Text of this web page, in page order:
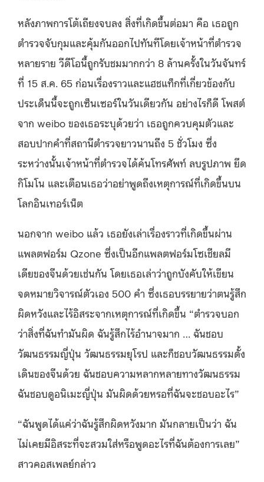
หลังภาพการโต้เถียงจบลง สิ่งที่เกิดขึ้นต่อมา คือ เธอถูก
ตำรวจจับกุมและคุ้มกันออกไปทันทีโดยเจ้าหน้าที่ตำรวจ
หลายราย วีดีโอนี้ถูกรับชมมากกว่า 8 ล้านครั้งในวันจันทร์
ที่ 15 ส.ค. 65 ก่อนเรื่องราวและแฮชแท็กที่เกี่ยวข้องกับ
ประเด็นนี้จะถูกเซ็นเซอร์ในวันเดียวกัน อย่างไรก็ดี โพสต์
จาก weibo ของเธอระบุด้วยว่า เธอถูกควบคุมตัวและ
สอบปากคำที่สถานีตำรวจยาวนานถึง 5 ชั่วโมง ซึ่ง
ระหว่างนั้นเจ้าหน้าที่ตำรวจได้ค้นโทรศัพท์ ลบรูปภาพ ยึด
กิโมโน และเตือนเธอว่าอย่าพูดถึงเหตุการณ์ที่เกิดขึ้นบน
โลกอินเทอร์เน็ต
นอกจาก weibo แล้ว เธอยังเล่าเรื่องราวที่เกิดขึ้นผ่าน
แพลตฟอร์ม Qzone ซึ่งเป็นอีกแพลตฟอร์มโซเชียลมี
เดียของจีนด้วยเช่นกัน โดยเธอเล่าว่าถูกบังคับให้เขียน
จดหมายวิจารณ์ตัวเอง 500 คำ ซึ่งเธอบรรยายว่าตนรู้สึก
ผิดหวังและไร้อิสระจากเหตุการณ์ที่เกิดขึ้น “ตำรวจบอก
ว่าสิ่งที่ฉันทำมันผิด ฉันรู้สึกไร้อำนาจมาก … ฉันชอบ
วัฒนธรรมญี่ปุ่น วัฒนธรรมยุโรป และก็ชอบวัฒนธรรมดั้ง
เดินของจีนด้วย ฉันชอบความหลากหลายทางวัฒนธรรม
ฉันชอบดูอนิเมะญี่ปุ่น มันผิดด้วยหรอที่ฉันจะชอบอะไร”
“ฉันพูดได้แค่ว่าฉันรู้สึกผิดหวังมาก มันกลายเป็นว่า ฉัน
ไม่เคยมีอิสระที่จะสวมใส่หรือพูดอะไรที่ฉันต้องการเลย”
สาวคอสเพลย์กล่าว